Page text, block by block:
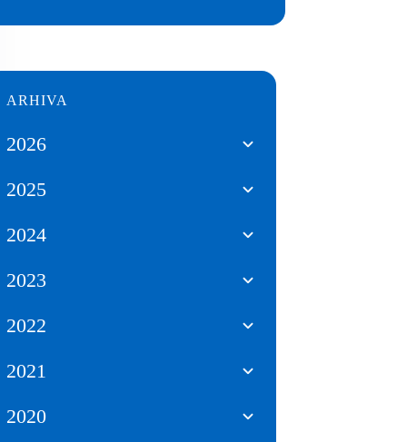
ARHIVA
2026
2025
2024
2023
2022
2021
2020